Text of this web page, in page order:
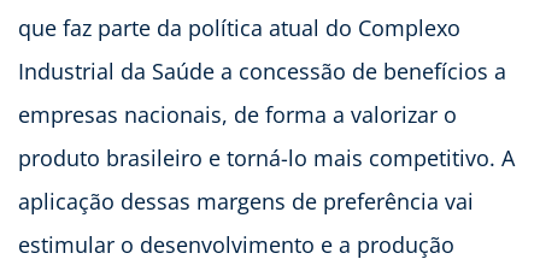
que faz parte da política atual do Complexo
Industrial da Saúde a concessão de benefícios a
empresas nacionais, de forma a valorizar o
produto brasileiro e torná-lo mais competitivo. A
aplicação dessas margens de preferência vai
estimular o desenvolvimento e a produção